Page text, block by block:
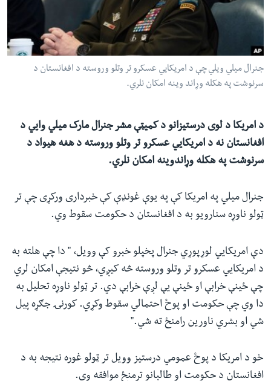
شئ
ځای
ته
لاړ
له مونږ سره په تماس کې پاتې شئ
ژبې
جنرال میلي ویلي چې د امریکایي عسکرو تر وتلو وروسته د افغانستان د
سرنوشت په هکله وړاند وینه امکان نلري.
د امریکا د لوی درستیزانو د کميټې مشر جنرال مارک میلي وایي د
افغانستان نه د امریکایي عسکرو تر وتلو وروسته د هغه هیواد د
سرنوشت په هکله وړاندوینه امکان نلري.
جنرال میلي په امریکا کې په یوې غونډې کې خبرداری ورکړی چې تر
ټولو ناوړه سنارویو به د افغانستان د حکومت سقوط وي.
دې امریکایي لوړپوړي جنرال پخپلو خبرو کې وویل، " دا چې هلته به
د امریکایي عسکرو تر وتلو وروسته څه کیږي، څو نتیجې امکان لري
چې ځینې خرابې او ځینې یې لږې خرابې دي. تر ټولو ناوړه تحلیل به
دا وي چې حکومت او پوځ احتمالي سقوط وکړي. کورنۍ جګړه پیل
شي او بشري ناورین رامنځ ته شي."
خو د امریکا د پوځ عمومي درستیز وویل تر ټولو غوره نتیجه به د
افغانستان د حکومت او طالبانو ترمنځ موافقه وي.